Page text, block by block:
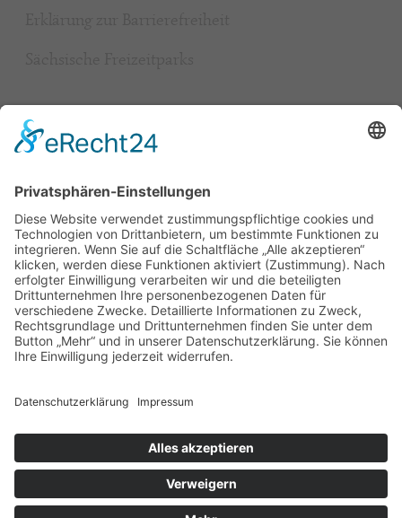
Beliebt
Baumhaushotel & Erlebnisnächte
grüngeringelter Freizeitpark
Camping
Gäste-Guests-Gość Book